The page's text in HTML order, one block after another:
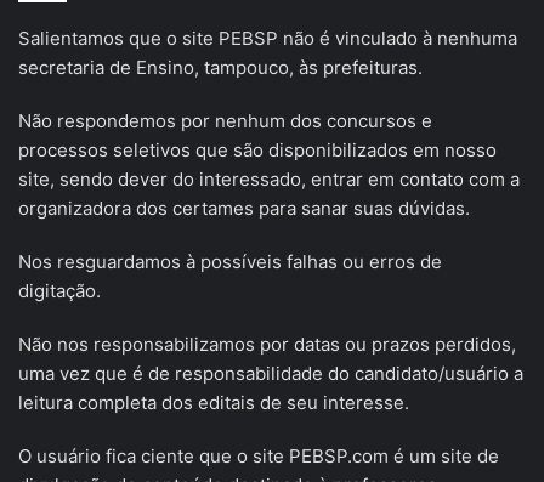
Salientamos que o site PEBSP não é vinculado à nenhuma
secretaria de Ensino, tampouco, às prefeituras.
Não respondemos por nenhum dos concursos e
processos seletivos que são disponibilizados em nosso
site, sendo dever do interessado, entrar em contato com a
organizadora dos certames para sanar suas dúvidas.
Nos resguardamos à possíveis falhas ou erros de
digitação.
Não nos responsabilizamos por datas ou prazos perdidos,
uma vez que é de responsabilidade do candidato/usuário a
leitura completa dos editais de seu interesse.
O usuário fica ciente que o site PEBSP.com é um site de